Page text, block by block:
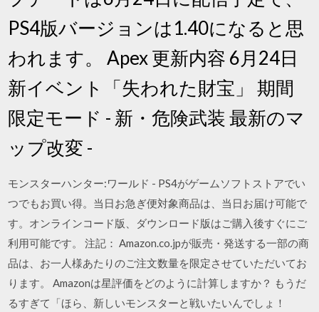
PS4版バージョンは1.40になると思
われます。 Apex 更新内容 6月24日
新イベント「失われた財宝」 期間
限定モード - 新・危険武装 最新のマ
ップ改変 -
モンスターハンター:ワールド - PS4がゲームソフトストアでい
つでもお買い得。当日お急ぎ便対象商品は、当日お届け可能で
す。オンラインコード版、ダウンロード版はご購入後すぐにご
利用可能です。 注記： Amazon.co.jpが販売・発送する一部の商
品は、お一人様あたりのご注文数量を限定させていただいてお
ります。 Amazonは星評価をどのように計算しますか？ もうだ
るすぎて「ほら、新しいモンスターと戦いたいんでしょ！